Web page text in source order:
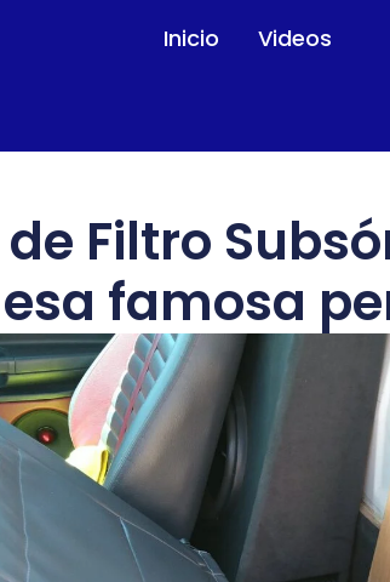
Inicio Videos
Filtro
famosa